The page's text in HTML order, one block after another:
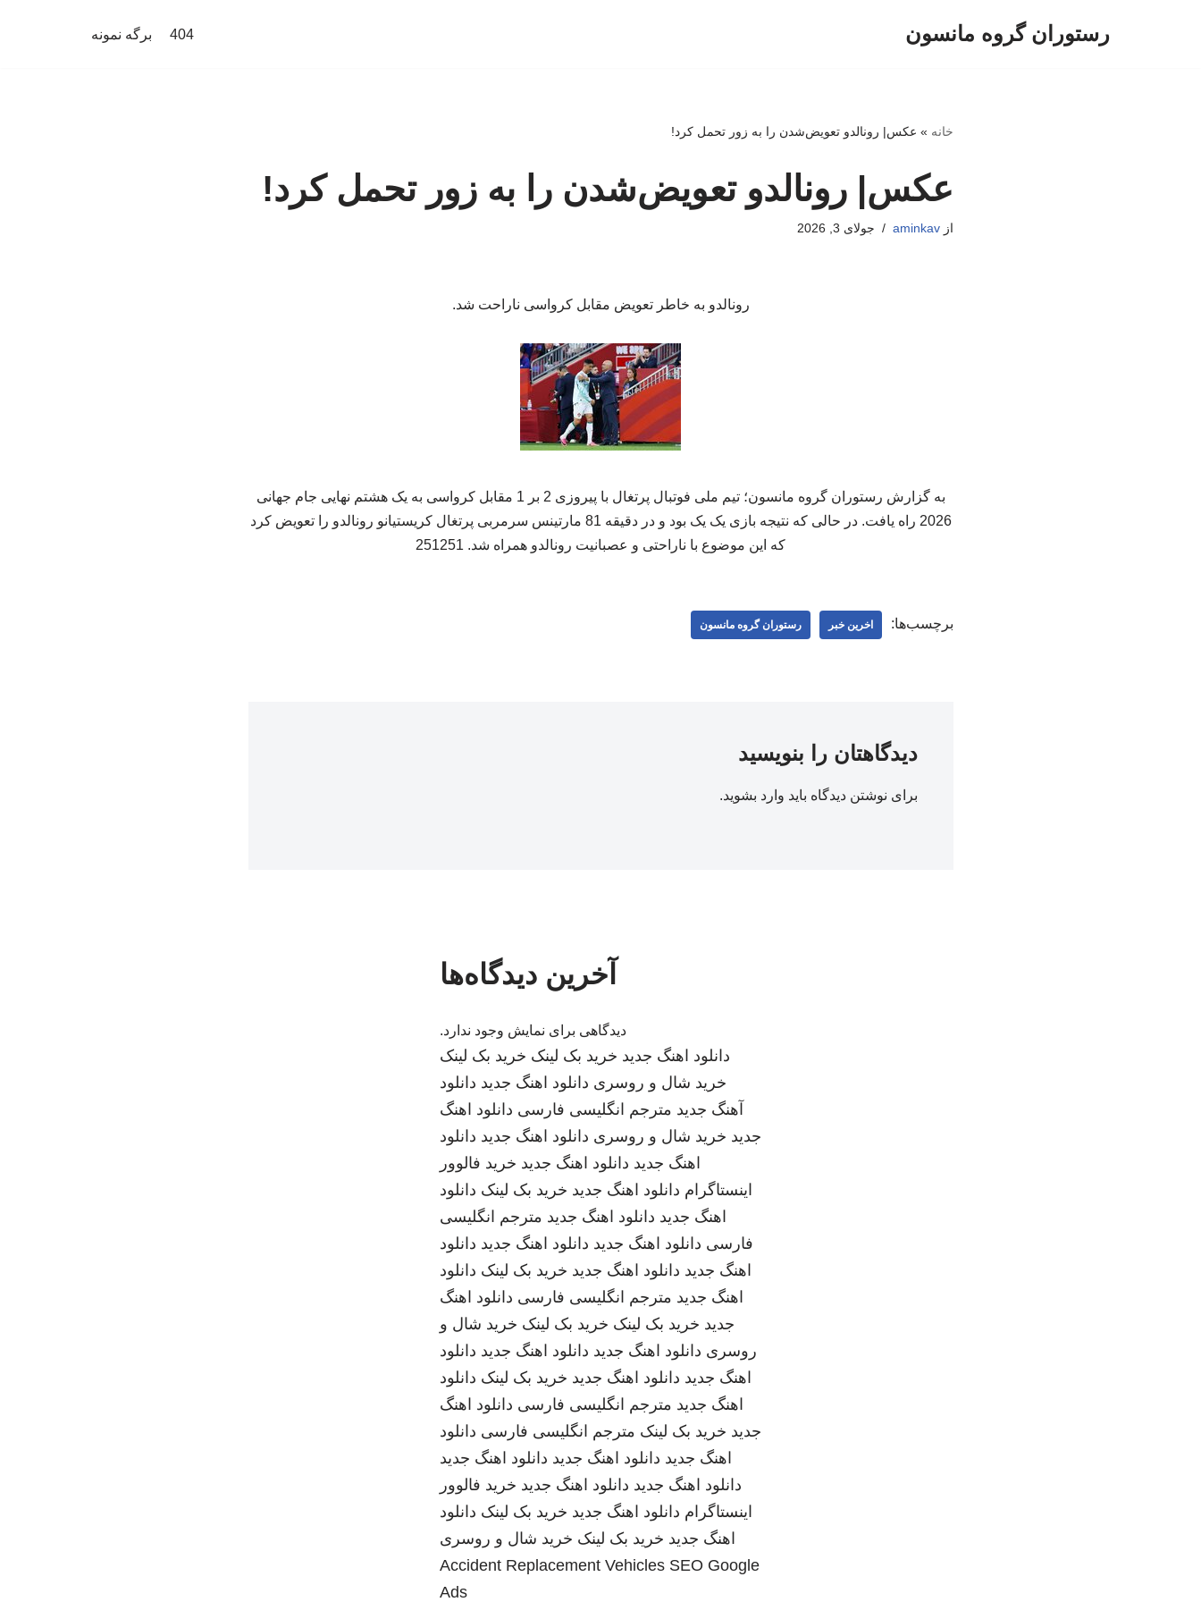
رستوران گروه مانسون 404 برگه نمونه
خانه » عکس| رونالدو تعویض‌شدن را به زور تحمل کرد!
عکس| رونالدو تعویض‌شدن را به زور تحمل کرد!
ازaminkav جولای 3, 2026
رونالدو به خاطر تعویض مقابل کرواسی ناراحت شد.
به گزارش رستوران گروه مانسون؛ تیم ملی فوتبال پرتغال با پیروزی 2 بر 1 مقابل کرواسی به یک هشتم نهایی جام جهانی
2026 راه یافت. در حالی که نتیجه بازی یک یک بود و در دقیقه 81 مارتینس سرمربی پرتغال کریستیانو رونالدو را تعویض کرد
که این موضوع با ناراحتی و عصبانیت رونالدو همراه شد. 251251
برچسب‌ها: اخرین خبر رستوران گروه مانسون
دیدگاهتان را بنویسید
برای نوشتن دیدگاه باید وارد بشوید.
آخرین دیدگاه‌ها
دیدگاهی برای نمایش وجود ندارد.
دانلود اهنگ جدید خرید بک لینک خرید بک لینک
خرید شال و روسری دانلود اهنگ جدید دانلود
آهنگ جدید مترجم انگلیسی فارسی دانلود اهنگ
جدید خرید شال و روسری دانلود اهنگ جدید دانلود
اهنگ جدید دانلود اهنگ جدید خرید فالوور
اینستاگرام دانلود اهنگ جدید خرید بک لینک دانلود
اهنگ جدید دانلود اهنگ جدید مترجم انگلیسی
فارسی دانلود اهنگ جدید دانلود اهنگ جدید دانلود
اهنگ جدید دانلود اهنگ جدید خرید بک لینک دانلود
اهنگ جدید مترجم انگلیسی فارسی دانلود اهنگ
جدید خرید بک لینک خرید بک لینک خرید شال و
روسری دانلود اهنگ جدید دانلود اهنگ جدید دانلود
اهنگ جدید دانلود اهنگ جدید خرید بک لینک دانلود
اهنگ جدید مترجم انگلیسی فارسی دانلود اهنگ
جدید خرید بک لینک مترجم انگلیسی فارسی دانلود
اهنگ جدید دانلود اهنگ جدید دانلود اهنگ جدید
دانلود اهنگ جدید دانلود اهنگ جدید خرید فالوور
اینستاگرام دانلود اهنگ جدید خرید بک لینک دانلود
اهنگ جدید خرید بک لینک خرید شال و روسری
Accident Replacement Vehicles SEO Google
Ads